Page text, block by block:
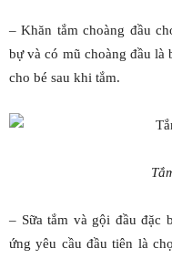
– Khăn tắm choàng đầu
bự và có mũ choàng đầu
cho bé sau khi tắm.
– Sữa tắm và gội đầu đặc
ứng yêu cầu đầu tiên là